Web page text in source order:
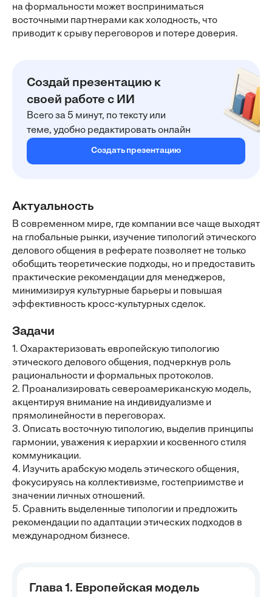
на формальности может восприниматься
восточными партнерами как холодность, что
приводит к срыву переговоров и потере доверия.
Создай презентацию к
своей работе с ИИ
Всего за 5 минут, по тексту или
теме, удобно редактировать онлайн
Создать презентацию
Актуальность
В современном мире, где компании все чаще выходят
на глобальные рынки, изучение типологий этического
делового общения в реферате позволяет не только
обобщить теоретические подходы, но и предоставить
практические рекомендации для менеджеров,
минимизируя культурные барьеры и повышая
эффективность кросс-культурных сделок.
Задачи
1. Охарактеризовать европейскую типологию
этического делового общения, подчеркнув роль
рациональности и формальных протоколов.
2. Проанализировать североамериканскую модель,
акцентируя внимание на индивидуализме и
прямолинейности в переговорах.
3. Описать восточную типологию, выделив принципы
гармонии, уважения к иерархии и косвенного стиля
коммуникации.
4. Изучить арабскую модель этического общения,
фокусируясь на коллективизме, гостеприимстве и
значении личных отношений.
5. Сравнить выделенные типологии и предложить
рекомендации по адаптации этических подходов в
международном бизнесе.
Глава 1. Европейская модель